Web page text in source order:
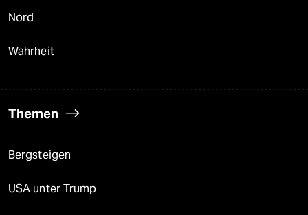
Nord
Wahrheit
Themen
Bergsteigen
USA unter Trump